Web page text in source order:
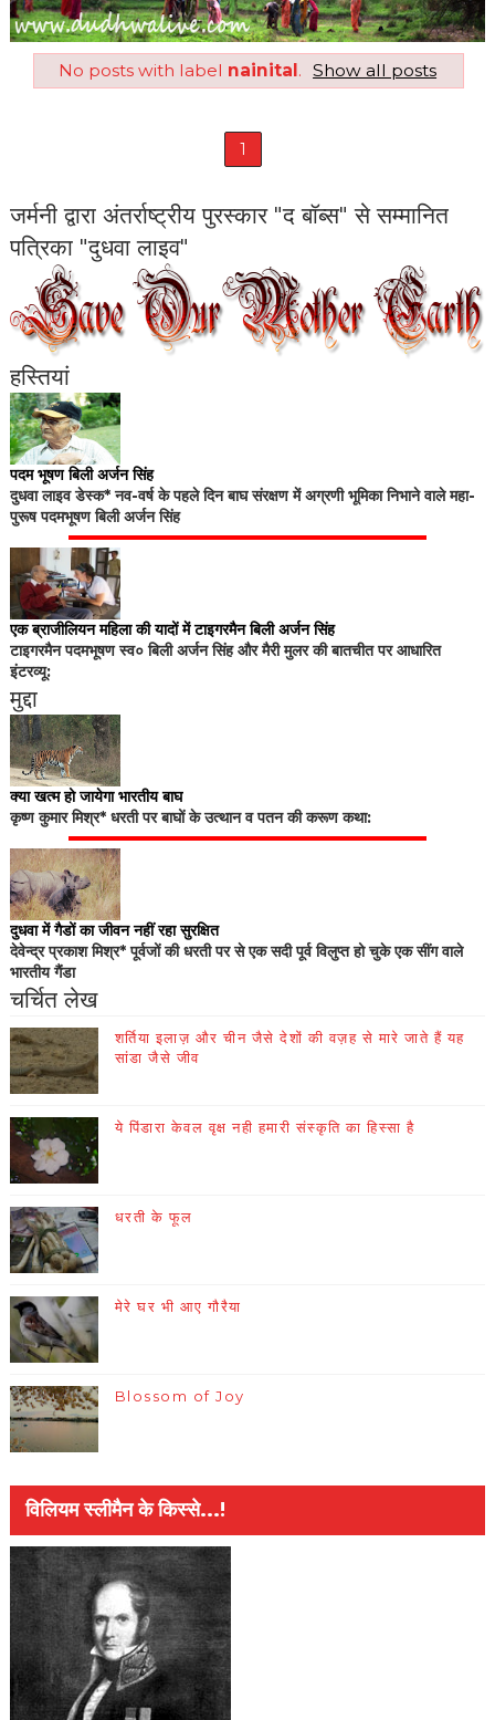
No posts with label nainital. Show all posts
1
जर्मनी द्वारा अंतर्राष्ट्रीय पुरस्कार "द बॉब्स" से सम्मानित
पत्रिका "दुधवा लाइव"
हस्तियां
पदम भूषण बिली अर्जन सिंह
दुधवा लाइव डेस्क* नव-वर्ष के पहले दिन बाघ संरक्षण में अग्रणी भूमिका निभाने वाले महा-
पुरूष पदमभूषण बिली अर्जन सिंह
एक ब्राजीलियन महिला की यादों में टाइगरमैन बिली अर्जन सिंह
टाइगरमैन पदमभूषण स्व० बिली अर्जन सिंह और मैरी मुलर की बातचीत पर आधारित
इंटरव्यू:
मुद्दा
क्या खत्म हो जायेगा भारतीय बाघ
कृष्ण कुमार मिश्र* धरती पर बाघों के उत्थान व पतन की करूण कथा:
दुधवा में गैडों का जीवन नहीं रहा सुरक्षित
देवेन्द्र प्रकाश मिश्र* पूर्वजों की धरती पर से एक सदी पूर्व विलुप्त हो चुके एक सींग वाले
भारतीय गैंडा
चर्चित लेख
शर्तिया इलाज़ और चीन जैसे देशों की वज़ह से मारे जाते हैं यह
सांडा जैसे जीव
ये पिंडारा केवल वृक्ष नही हमारी संस्कृति का हिस्सा है
धरती के फूल
मेरे घर भी आए गौरैया
Blossom of Joy
विलियम स्लीमैन के किस्से...!